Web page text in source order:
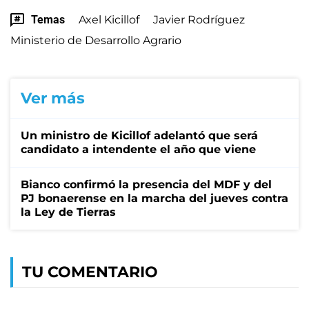
Temas Axel Kicillof
Javier Rodríguez
Ministerio de Desarrollo Agrario
Ver más
Un ministro de Kicillof adelantó que será
candidato a intendente el año que viene
Bianco confirmó la presencia del MDF y del
PJ bonaerense en la marcha del jueves contra
la Ley de Tierras
TU COMENTARIO